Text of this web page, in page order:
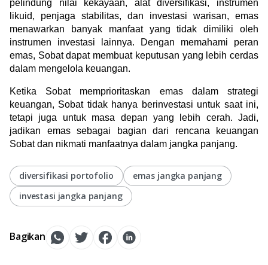
pelindung nilai kekayaan, alat diversifikasi, instrumen
likuid, penjaga stabilitas, dan investasi warisan, emas
menawarkan banyak manfaat yang tidak dimiliki oleh
instrumen investasi lainnya. Dengan memahami peran
emas, Sobat dapat membuat keputusan yang lebih cerdas
dalam mengelola keuangan.
Ketika Sobat memprioritaskan emas dalam strategi
keuangan, Sobat tidak hanya berinvestasi untuk saat ini,
tetapi juga untuk masa depan yang lebih cerah. Jadi,
jadikan emas sebagai bagian dari rencana keuangan
Sobat dan nikmati manfaatnya dalam jangka panjang.
diversifikasi portofolio
emas jangka panjang
investasi jangka panjang
Bagikan